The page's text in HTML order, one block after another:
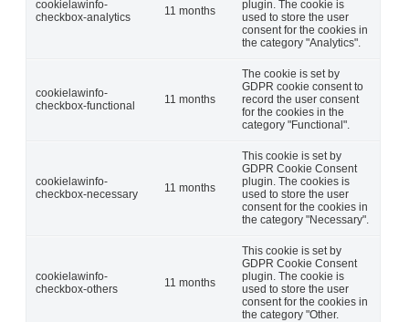
cookielawinfo-
checkbox-analytics
11 months
plugin. The cookie is
used to store the user
consent for the cookies in
the category "Analytics".
cookielawinfo-
checkbox-functional
11 months
The cookie is set by
GDPR cookie consent to
record the user consent
for the cookies in the
category "Functional".
cookielawinfo-
checkbox-necessary
11 months
This cookie is set by
GDPR Cookie Consent
plugin. The cookies is
used to store the user
consent for the cookies in
the category "Necessary".
cookielawinfo-
checkbox-others
11 months
This cookie is set by
GDPR Cookie Consent
plugin. The cookie is
used to store the user
consent for the cookies in
the category "Other.